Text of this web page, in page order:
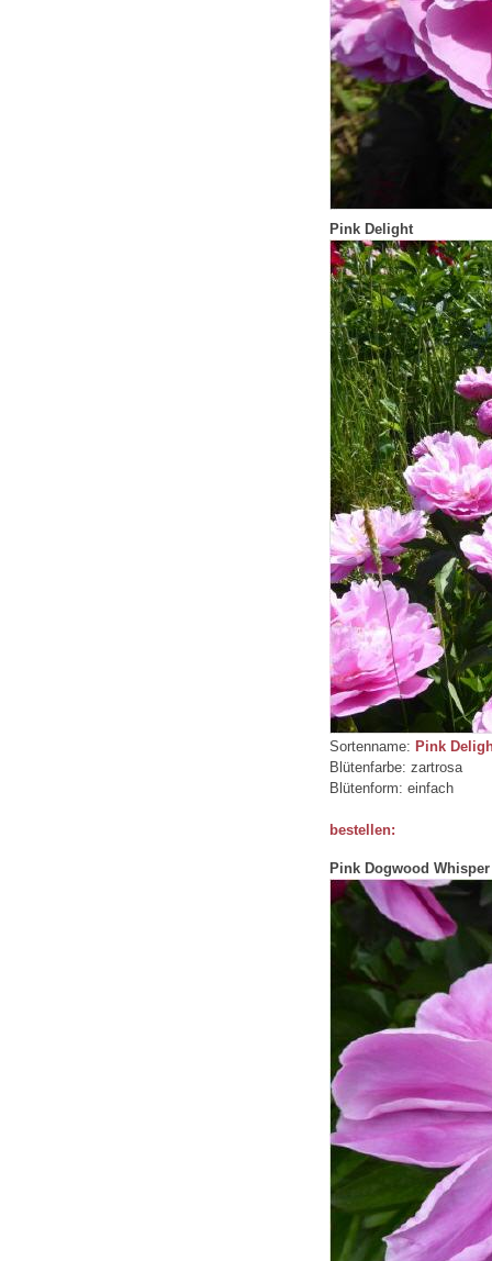
Pink Delight
Sortenname: Pink
Blütenfarbe: zartrosa
Blütenform: einfach
bestellen:
Pink Dogwood Whisper